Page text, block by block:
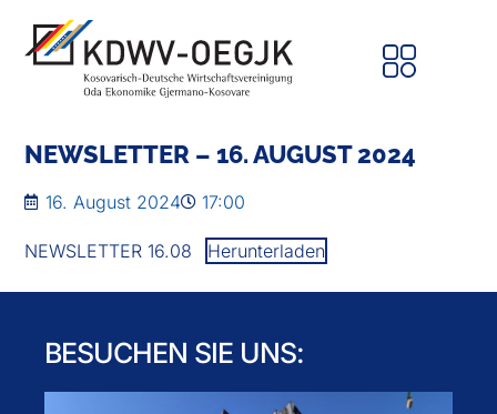
NEWSLETTER – 16. AUGUST 2024
16. August 2024 17:00
NEWSLETTER 16.08 Herunterladen
BESUCHEN SIE UNS: